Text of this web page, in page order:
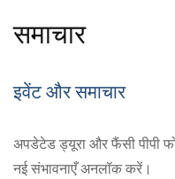
समाचार
इवेंट और समाचार
अपडेटेड ड्यूरा और फैंसी पीपी
नई संभावनाएँ अनलॉक करें।